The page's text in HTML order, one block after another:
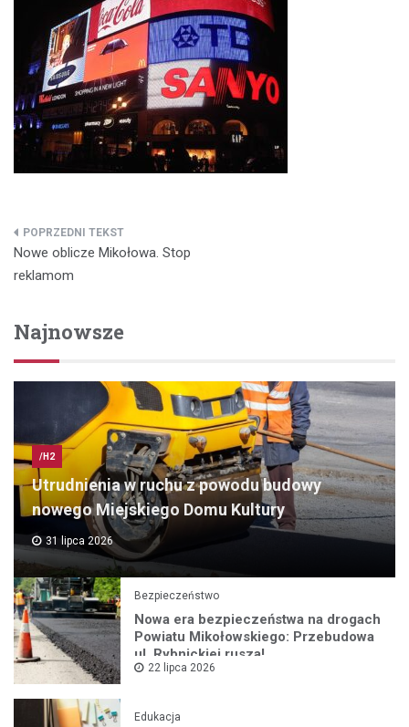
Nawigacja
wpisu
Nowe oblicze Mikołowa. Stop
reklamom
Najnowsze
/H2
Utrudnienia w ruchu z powodu budowy
nowego Miejskiego Domu Kultury
31 lipca 2026
Bezpieczeństwo
Nowa era bezpieczeństwa na drogach
Powiatu Mikołowskiego: Przebudowa
ul. Rybnickiej rusza!
22 lipca 2026
Edukacja